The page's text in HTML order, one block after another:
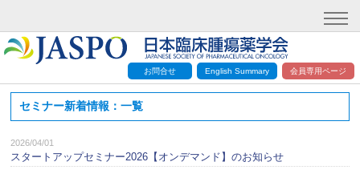
お問合せ English Summary 会員専用ページ
セミナー新着情報：一覧
2026/04/01
スタートアップセミナー2026【オンデマンド】のお知らせ